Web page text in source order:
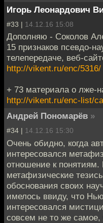
Игорь Леонардович
#33 | 14.12.16 15:08
Дополняю - Соколов
15 признаков псевдо-
телепередаче, веб-
http://vikent.ru/enc/5316/
+ 73 материала о лже-
http://vikent.ru/enc-list/
Андрей Пономарёв »
#34 | 14.12.16 15:30
Очень обидно, когда
интересовался
отношение к понятиям.
метафизические
обоснования своих
имелось ввиду, что
интересовался
совсем не то же